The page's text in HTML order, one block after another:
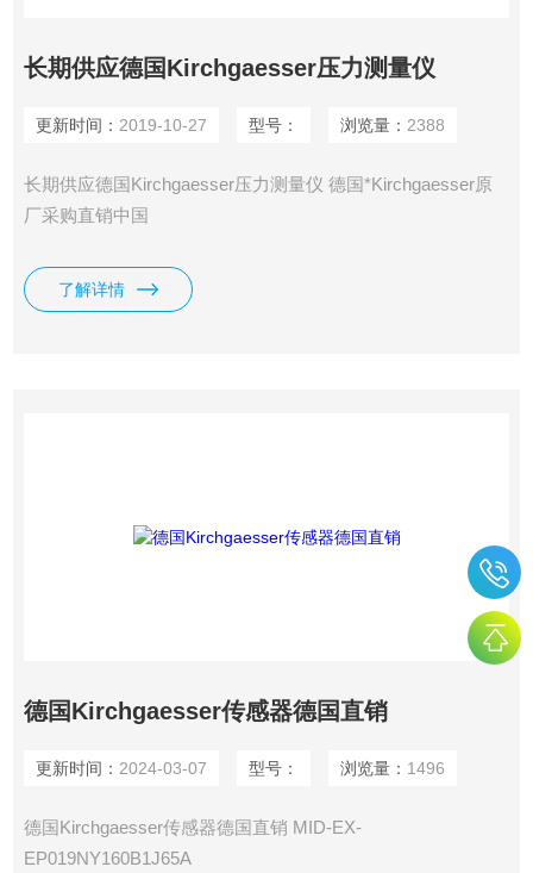
长期供应德国Kirchgaesser压力测量仪
更新时间： 2019-10-27 型号： 浏览量： 2388
长期供应德国Kirchgaesser压力测量仪 德国*Kirchgaesser原
厂采购直销中国
了解详情
德国Kirchgaesser传感器德国直销
更新时间： 2024-03-07 型号： 浏览量： 1496
德国Kirchgaesser传感器德国直销 MID-EX-
EP019NY160B1J65A